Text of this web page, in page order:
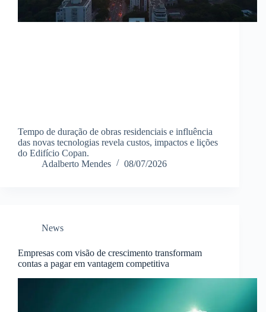
Tempo de duração de obras residenciais e influência
das novas tecnologias revela custos, impactos e lições
do Edifício Copan.
Adalberto Mendes
08/07/2026
News
Empresas com visão de crescimento transformam
contas a pagar em vantagem competitiva